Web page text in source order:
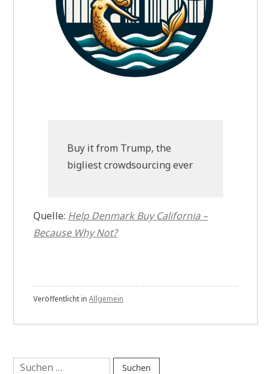
Buy it from Trump, the
bigliest crowdsourcing ever
Quelle: Help Denmark Buy California –
Because Why Not?
Veröffentlicht inAllgemein
Suchen